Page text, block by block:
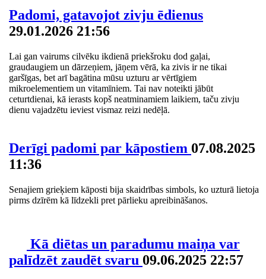
Padomi, gatavojot zivju ēdienus
29.01.2026 21:56
Lai gan vairums cilvēku ikdienā priekšroku dod gaļai,
graudaugiem un dārzeņiem, jāņem vērā, ka zivis ir ne tikai
garšīgas, bet arī bagātina mūsu uzturu ar vērtīgiem
mikroelementiem un vitamīniem. Tai nav noteikti jābūt
ceturtdienai, kā ierasts kopš neatminamiem laikiem, taču zivju
dienu vajadzētu ieviest vismaz reizi nedēļā.
Derīgi padomi par kāpostiem 07.08.2025
11:36
Senajiem grieķiem kāposti bija skaidrības simbols, ko uzturā lietoja
pirms dzīrēm kā līdzekli pret pārlieku apreibināšanos.
Kā diētas un paradumu maiņa var
palīdzēt zaudēt svaru 09.06.2025 22:57